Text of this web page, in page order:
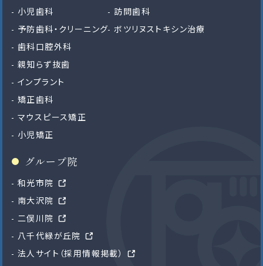
小児歯科
予防歯科・クリーニング
歯科口腔外科
親知らず抜歯
インプラント
矯正歯科
マウスピース矯正
小児矯正
訪問歯科
ボツリヌストキシン治療
グループ院
和光市院
南大沢院
二俣川院
八千代緑が丘院
法人サイト（採用情報掲載）